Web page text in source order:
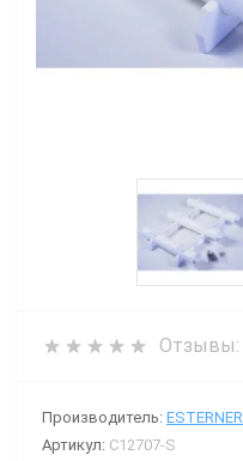
Отзывы:
Производитель: ESTERNER
Артикул: C12707-S